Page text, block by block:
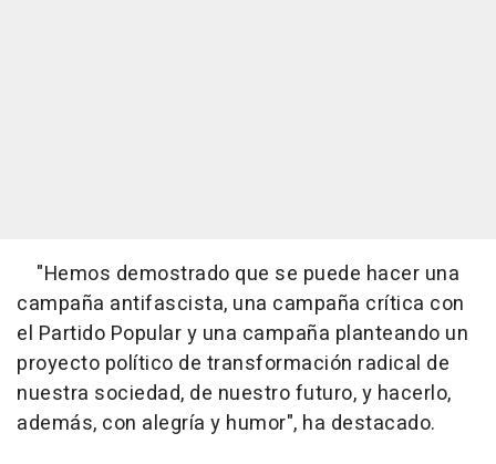
"Hemos demostrado que se puede hacer una
campaña antifascista, una campaña crítica con
el Partido Popular y una campaña planteando un
proyecto político de transformación radical de
nuestra sociedad, de nuestro futuro, y hacerlo,
además, con alegría y humor", ha destacado.